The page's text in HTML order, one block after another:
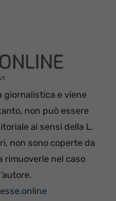
giornalistica e viene
non può essere
ai sensi della L.
non sono coperte da
rimuoverle nel caso